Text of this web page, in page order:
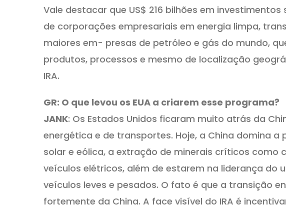
Vale destacar que US$ 216 bilhões em
de corporações empresariais em energia limpa,
maiores em- presas de petróleo e gás do mundo,
produtos, processos e mesmo de localização
IRA.
GR: O que levou os EUA a criarem esse programa?
JANK: Os Estados Unidos ficaram muito atrás da
energética e de transportes. Hoje, a China domina
solar e eólica, a extração de minerais críticos
veículos elétricos, além de estarem na liderança do
veículos leves e pesados. O fato é que a transição
fortemente da China. A face visível do IRA é